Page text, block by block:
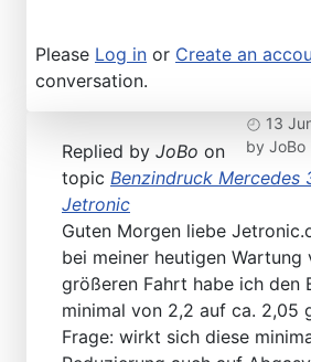
Please Log in or Create an
conversation.
13
by JoBo
Replied by JoBo on
topic Benzindruck Mercedes
Jetronic
Guten Morgen liebe
bei meiner heutigen Wartung
größeren Fahrt habe ich den
minimal von 2,2 auf ca. 2,05
Frage: wirkt sich diese